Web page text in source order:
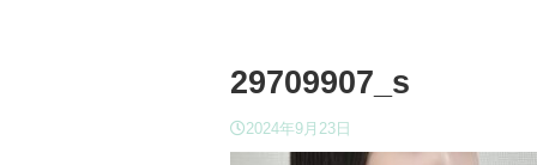
29709907_s
2024年9月23日